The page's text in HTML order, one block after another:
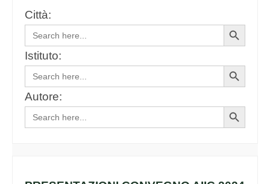
Città:
Search
for:
Search
Button
Istituto:
Search
for:
Search
Button
Autore:
Search
for:
Search
Button